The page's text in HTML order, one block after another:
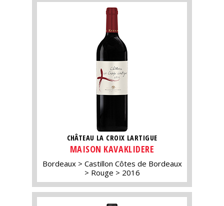
CHÂTEAU LA CROIX LARTIGUE
MAISON KAVAKLIDERE
Bordeaux
Castillon Côtes de Bordeaux
Rouge
2016